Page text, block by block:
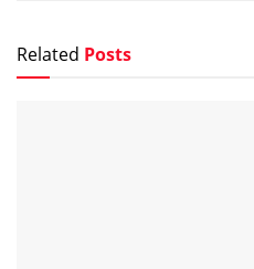
Related Posts